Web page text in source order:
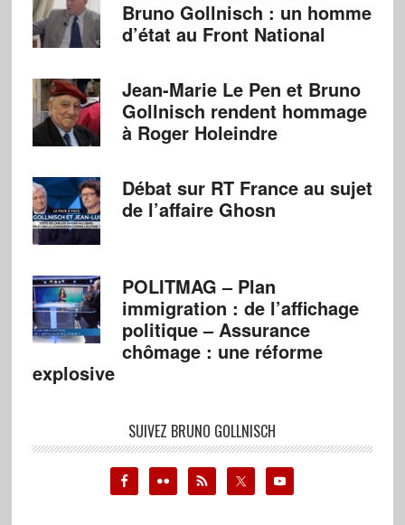
Bruno Gollnisch : un homme
d’état au Front National
Jean-Marie Le Pen et Bruno
Gollnisch rendent hommage
à Roger Holeindre
Débat sur RT France au sujet
de l’affaire Ghosn
POLITMAG – Plan
immigration : de l’affichage
politique – Assurance
chômage : une réforme
explosive
SUIVEZ BRUNO GOLLNISCH